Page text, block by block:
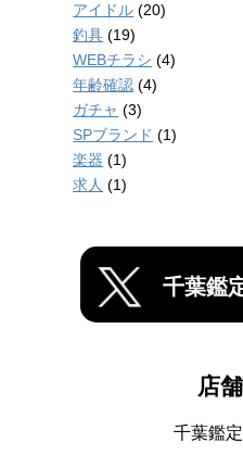
アイドル (20)
釣具 (19)
WEBチラシ (4)
年齢確認 (4)
ガチャ (3)
SPブランド (1)
楽器 (1)
求人 (1)
千葉鑑
店
千葉鑑